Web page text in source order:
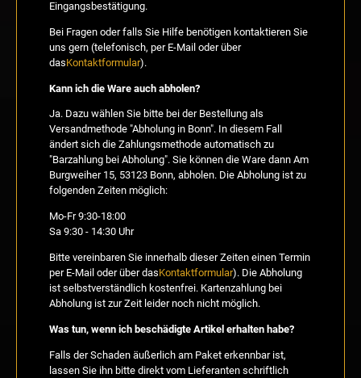
Eingangsbestätigung.
Bei Fragen oder falls Sie Hilfe benötigen kontaktieren Sie
uns gern (telefonisch, per E-Mail oder über
dasKontaktformular).
Kann ich die Ware auch abholen?
Ja. Dazu wählen Sie bitte bei der Bestellung als
Versandmethode "Abholung in Bonn". In diesem Fall
ändert sich die Zahlungsmethode automatisch zu
"Barzahlung bei Abholung". Sie können die Ware dann Am
Burgweiher 15, 53123 Bonn, abholen. Die Abholung ist zu
folgenden Zeiten möglich:
Mo-Fr 9:30-18:00
Sa 9:30 - 14:30 Uhr
Bitte vereinbaren Sie innerhalb dieser Zeiten einen Termin
per E-Mail oder über dasKontaktformular). Die Abholung
ist selbstverständlich kostenfrei. Kartenzahlung bei
Abholung ist zur Zeit leider noch nicht möglich.
Was tun, wenn ich beschädigte Artikel erhalten habe?
Falls der Schaden äußerlich am Paket erkennbar ist,
lassen Sie ihn bitte direkt vom Lieferanten schriftlich